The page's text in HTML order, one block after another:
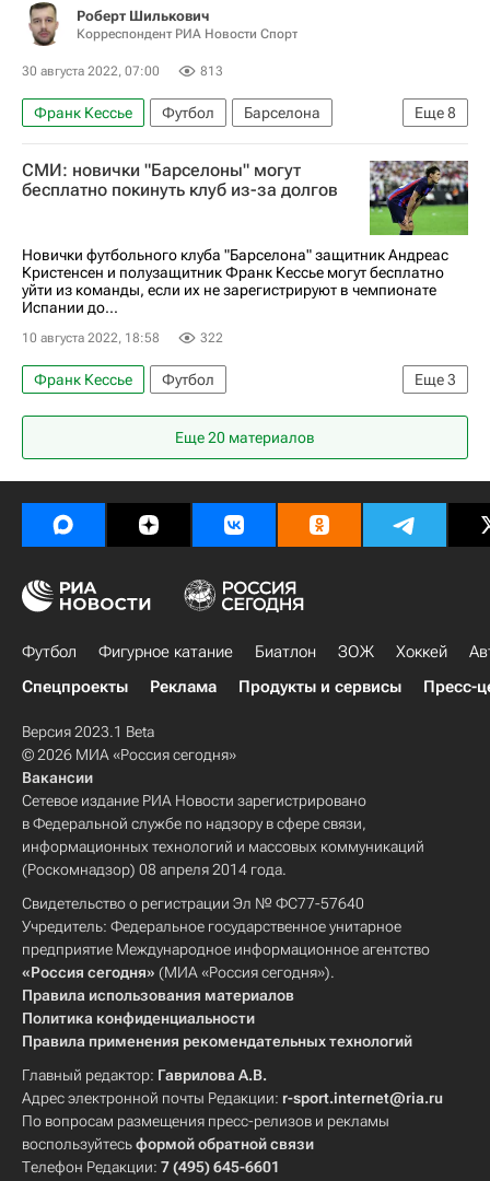
Роберт Шилькович
Корреспондент РИА Новости Спорт
30 августа 2022, 07:00 813
Еще8
Франк Кессье Футбол
Барселона
Жоан Лапорта
Хави
Рафинья (1996)
Роберт Левандовский
Жюль Кунде
Авторы РИА Новости Спорт
СМИ: новички "Барселоны" могут
бесплатно покинуть клуб из-за долгов
Новички футбольного клуба "Барселона" защитник Андреас
Кристенсен и полузащитник Франк Кессье могут бесплатно
уйти из команды, если их не зарегистрируют в чемпионате
Испании до...
10 августа 2022, 18:58 322
Еще3
Франк Кессье
Футбол
Футбольные трансферы и слухи
Барселона
Андреас Кристенсен
Еще 20 материалов
Футбол Фигурное катание Биатлон ЗОЖ Хоккей
Спецпроекты
Реклама Продукты и сервисы Пресс-
Версия 2023.1 Beta
© 2026 МИА «Россия сегодня»
Вакансии
Сетевое издание РИА Новости зарегистрировано
в Федеральной службе по надзору в сфере связи,
информационных технологий и массовых коммуникаций
(Роскомнадзор) 08 апреля 2014 года.
Свидетельство о регистрации Эл № ФС77-57640
Учредитель: Федеральное государственное унитарное
предприятие Международное информационное агентство
«Россия сегодня» (МИА «Россия сегодня»).
Правила использования материалов
Политика конфиденциальности
Правила применения рекомендательных технологий
Главный редактор: Гаврилова А.В.
Адрес электронной почты Редакции: r-sport.internet@ria.ru
По вопросам размещения пресс-релизов и рекламы
воспользуйтесьформой обратной связи
Телефон Редакции: 7 (495) 645-6601